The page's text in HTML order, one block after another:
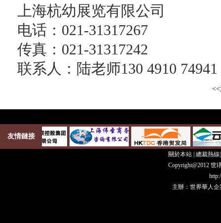
上海杭幼展览有限公司
电话：021-31317267
传真：021-31317242
联系人：陆老师130 4910
友情鏈接
關於本站| 總裁熱線
Copyright@2012 世
主辦：世界華人